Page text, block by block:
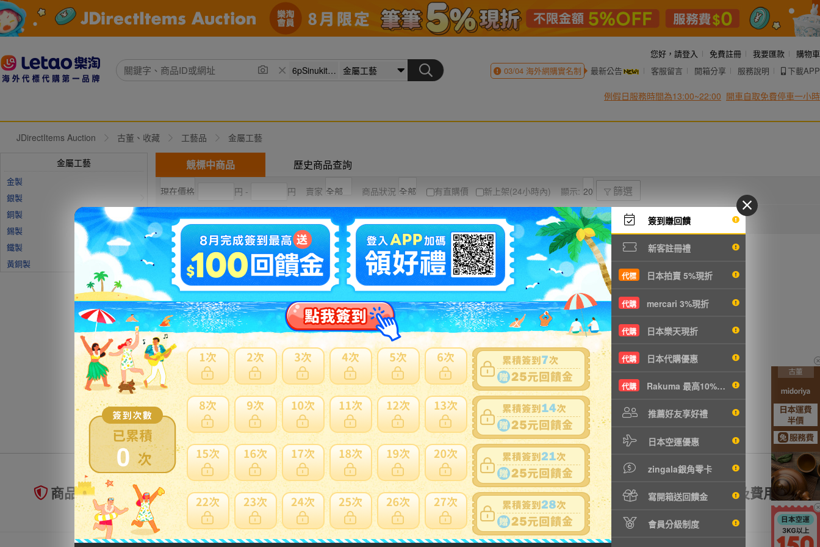
0
簽到賺回饋
新客註冊禮
代標 日本拍賣 5%現折
代購 mercari 3%現折
代購 日本樂天現折
代購 日本代購優惠
代購 Rakuma 最高10%現折
推薦好友享好禮
日本空運優惠
zingala銀角零卡
寫開箱送回饋金
會員分級制度
您好， 請登入 免費註冊 我要匯款
購物車
03/04海外網購實名制 最新公告 客服留言 開箱分享 服務說明 下載APP
例假日服務時間為13:00~22:00 開車自取免費停車一小時
JDirectItems Auction 古董、收藏 工藝品 金屬工藝
金屬工藝
金製
銀製
銅製
錫製
鐵製
黃銅製
競標中商品 歷史商品查詢
円 - 円 賣家 商品狀況 有直購價 新上架(24小時內) 顯示: 篩選
現在出價 直購價 競標高到低 結標時間 圖片 列表
賣家6pSinukitzss6Tkwp1dc5phyUmRch沒有商品拍賣
0~0件 / 0件跳至頁
商品未到貨全額理賠 賣家寄錯全額處理 運送損壞全額理賠 全透明資訊及費用